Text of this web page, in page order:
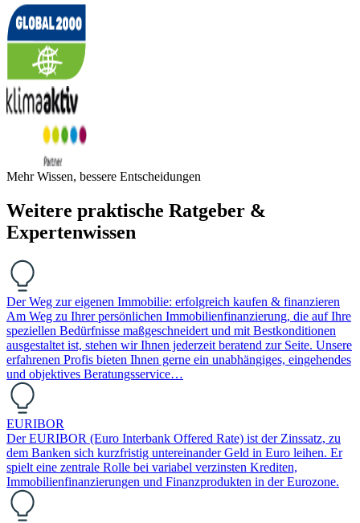
Mehr Wissen, bessere Entscheidungen
Weitere praktische Ratgeber &
Expertenwissen
Der Weg zur eigenen Immobilie: erfolgreich kaufen & finanzieren
Am Weg zu Ihrer persönlichen Immobilienfinanzierung, die auf Ihre
speziellen Bedürfnisse maßgeschneidert und mit Bestkonditionen
ausgestaltet ist, stehen wir Ihnen jederzeit beratend zur Seite. Unsere
erfahrenen Profis bieten Ihnen gerne ein unabhängiges, eingehendes
und objektives Beratungsservice…
EURIBOR
Der EURIBOR (Euro Interbank Offered Rate) ist der Zinssatz, zu
dem Banken sich kurzfristig untereinander Geld in Euro leihen. Er
spielt eine zentrale Rolle bei variabel verzinsten Krediten,
Immobilienfinanzierungen und Finanzprodukten in der Eurozone.